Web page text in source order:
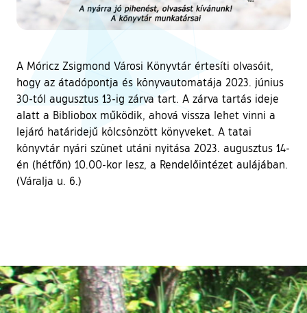
A Móricz Zsigmond Városi Könyvtár értesíti olvasóit,
hogy az átadópontja és könyvautomatája 2023. június
30-tól augusztus 13-ig zárva tart. A zárva tartás ideje
alatt a Bibliobox működik, ahová vissza lehet vinni a
lejáró határidejű kölcsönzött könyveket. A tatai
könyvtár nyári szünet utáni nyitása 2023. augusztus 14-
én (hétfőn) 10.00-kor lesz, a Rendelőintézet aulájában.
(Váralja u. 6.)